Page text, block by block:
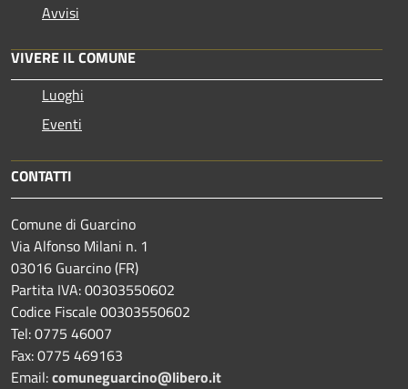
Avvisi
VIVERE IL COMUNE
Luoghi
Eventi
CONTATTI
Comune di Guarcino
Via Alfonso Milani n. 1
03016 Guarcino (FR)
Partita IVA: 00303550602
Codice Fiscale 00303550602
Tel: 0775 46007
Fax: 0775 469163
Email:comuneguarcino@libero.it